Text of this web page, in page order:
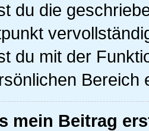
du die
du mit der
Bereich
mein Beitrag